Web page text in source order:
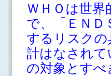
ＷＨＯは世
で、「ＥＮＤ
するリスク
計はなされ
の対象とす